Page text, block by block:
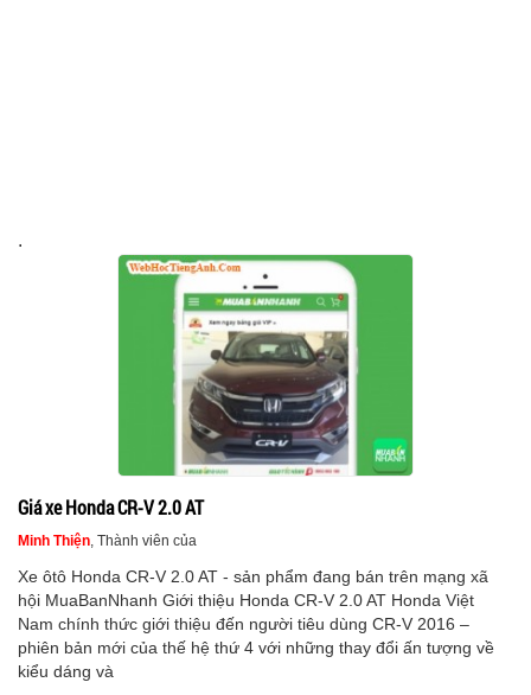
.
Giá xe Honda CR-V 2.0 AT
Minh Thiện , Thành viên của
Xe ôtô Honda CR-V 2.0 AT - sản phẩm đang bán trên mạng xã
hội MuaBanNhanh Giới thiệu Honda CR-V 2.0 AT Honda Việt
Nam chính thức giới thiệu đến người tiêu dùng CR-V 2016 –
phiên bản mới của thế hệ thứ 4 với những thay đổi ấn tượng về
kiểu dáng và